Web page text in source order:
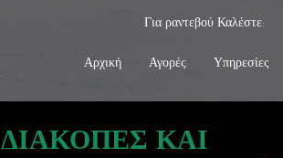
Αρχική Αγορές Υπηρεσίες
Για ραντεβού Καλέστε:
ΔΙΑΚΟΠΕΣ ΚΑΙ